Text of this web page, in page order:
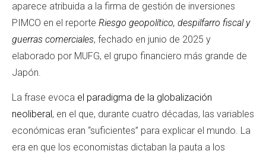
aparece atribuida a la firma de gestión de inversiones
PIMCO en el reporte Riesgo geopolítico, despilfarro fiscal y
guerras comerciales, fechado en junio de 2025 y
elaborado por MUFG, el grupo financiero más grande de
Japón.
La frase evoca el paradigma de la globalización
neoliberal , en el que, durante cuatro décadas, las variables
económicas eran “suficientes” para explicar el mundo. La
era en que los economistas dictaban la pauta a los